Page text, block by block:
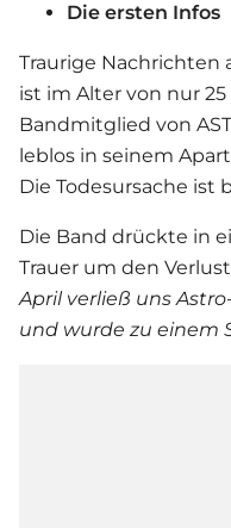
Die ersten Infos
Traurige Nachrichten
ist im Alter von nur
Bandmitglied von
leblos in seinem
Die Todesursache ist
Die Band drückte in
Trauer um den
April verließ uns
und wurde zu einem